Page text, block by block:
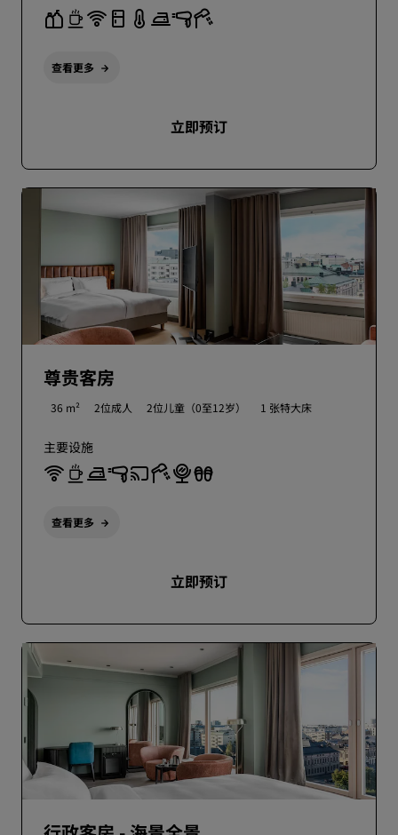
查看更多
立即预订
尊贵客房
36 m² 2位成人 2位儿童（0至12岁） 1 张特大床
主要设施
查看更多
立即预订